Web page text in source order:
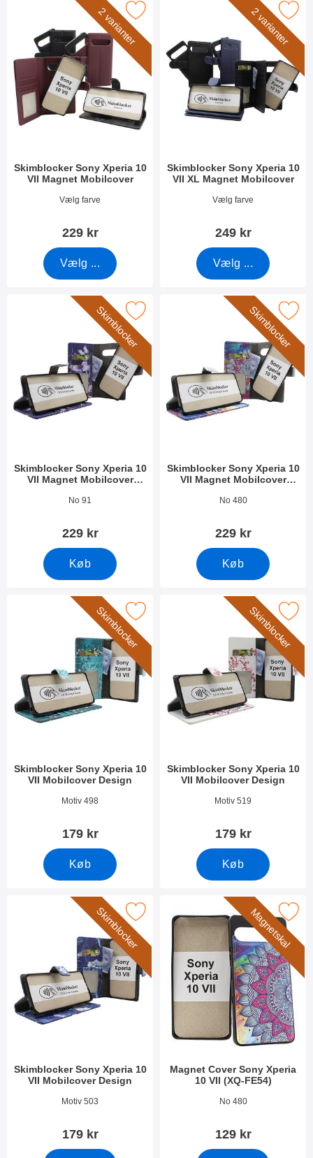
2 varianter
Skimblocker Sony Xperia 10
VII Magnet Mobilcover
Varenr 54251Vælg farve
229 kr
Vælg ...
Sony Xperia 10 VII Magnet Mobilcover som favorit
2 varianter
Skimblocker Sony Xperia 10
VII XL Magnet Mobilcover
Varenr 54253Vælg farve
249 kr
Vælg ...
Marker skimblocker Sony Xperia 10 VII
Skimblocker
Skimblocker Sony Xperia 10
VII Magnet Mobilcover
Varenr 54262No 91
229 kr
Køb
Sony Xperia 10 VII Magnet Mobilcover Design som
Skimblocker
Skimblocker Sony Xperia 10
VII Magnet Mobilcover
Varenr 54263No 480
229 kr
Køb
Marker skimblocker Sony Xperia 10 VII
Skimblocker
Skimblocker Sony Xperia 10
VII Mobilcover Design
Varenr 54259Motiv 498
179 kr
Køb
Marker skimblocker Sony Xperia 10 VII Mobilcover Design som favorit
Skimblocker
Skimblocker Sony Xperia 10
VII Mobilcover Design
Varenr 54260Motiv 519
179 kr
Køb
Skimblocker
Skimblocker Sony Xperia 10
VII Mobilcover Design
Varenr 54261Motiv 503
179 kr
Marker skimblocker Sony Xperia 10 VII Mobilcover Design som favorit
Magnetskal
Magnet Cover Sony Xperia
10 VII (XQ-FE54)
Varenr 54265No 480
129 kr
Marker magnet Cover Sony Xperia